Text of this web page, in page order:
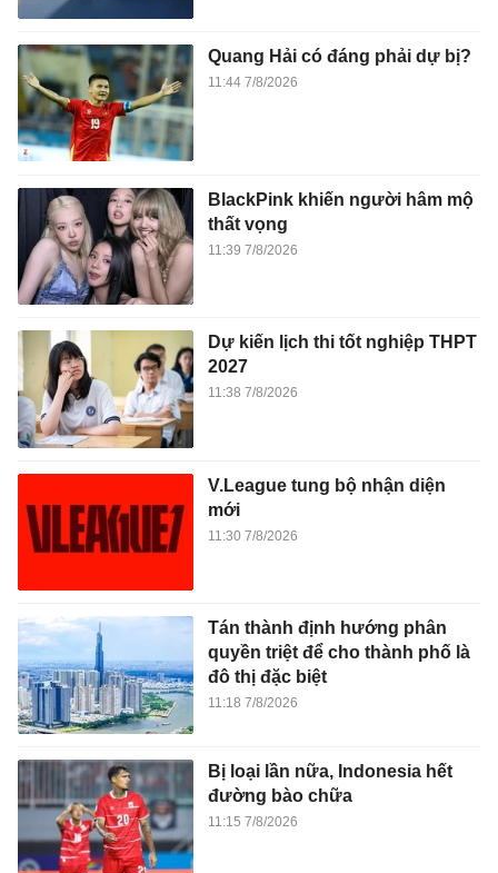
Quang Hải có đáng phải dự bị?
11:44 7/8/2026
BlackPink khiến người hâm mộ
thất vọng
11:39 7/8/2026
Dự kiến lịch thi tốt nghiệp THPT
2027
11:38 7/8/2026
V.League tung bộ nhận diện
mới
11:30 7/8/2026
Tán thành định hướng phân
quyền triệt để cho thành phố là
đô thị đặc biệt
11:18 7/8/2026
Bị loại lần nữa, Indonesia hết
đường bào chữa
11:15 7/8/2026